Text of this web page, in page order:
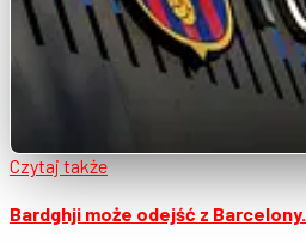
Czytaj także
Bardghji może odejść z